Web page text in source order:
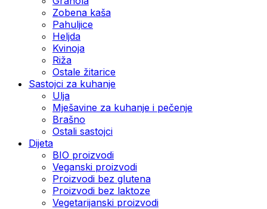
Zobena kaša
Pahuljice
Heljda
Kvinoja
Riža
Ostale žitarice
Sastojci za kuhanje
Ulja
Mješavine za kuhanje i pečenje
Brašno
Ostali sastojci
Dijeta
BIO proizvodi
Veganski proizvodi
Proizvodi bez glutena
Proizvodi bez laktoze
Vegetarijanski proizvodi